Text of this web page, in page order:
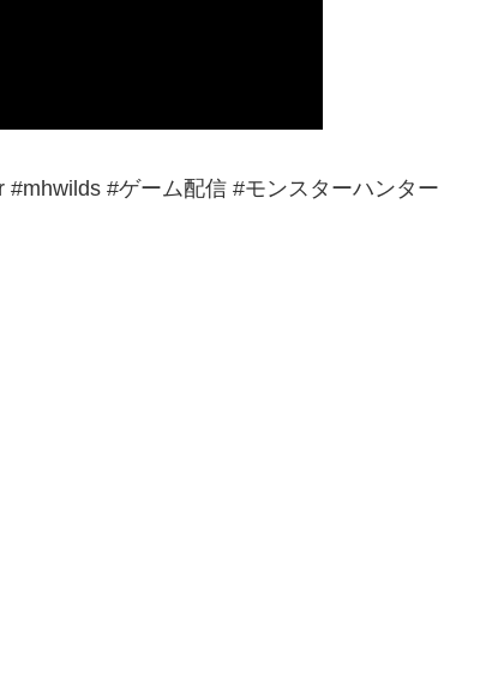
#ゲーム配信 #モンスターハンター